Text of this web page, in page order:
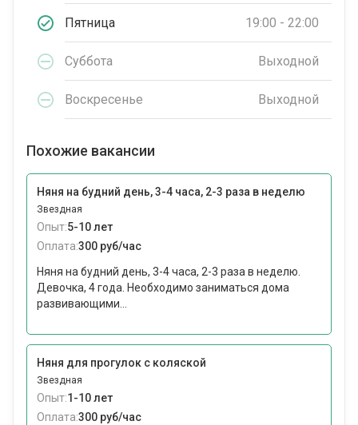
Пятница 19:00 - 22:00
Суббота Выходной
Воскресенье Выходной
Похожие вакансии
Няня на будний день, 3-4 часа, 2-3 раза в неделю
Звездная
Опыт:5-10 лет
Оплата:300 руб/час
Няня на будний день, 3-4 часа, 2-3 раза в неделю.
Девочка, 4 года. Необходимо заниматься дома
развивающими...
Няня для прогулок с коляской
Звездная
Опыт:1-10 лет
Оплата:300 руб/час